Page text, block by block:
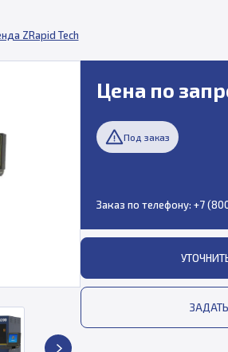
ZRapid Tech
Цена по
Под заказ
Заказ по телефону: +7